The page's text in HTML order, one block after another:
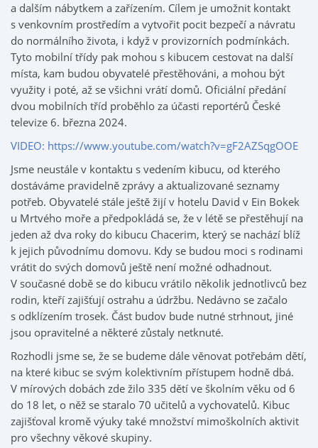
a dalším nábytkem a zařízením. Cílem je umožnit kontakt
s venkovním prostředím a vytvořit pocit bezpečí a návratu
do normálního života, i když v provizorních podmínkách.
Tyto mobilní třídy pak mohou s kibucem cestovat na další
místa, kam budou obyvatelé přestěhováni, a mohou být
využity i poté, až se všichni vrátí domů. Oficiální předání
dvou mobilních tříd proběhlo za účasti reportérů České
televize 6. března 2024.
VIDEO: https://www.youtube.com/watch?v=gF2AZSqgOOE
Jsme neustále v kontaktu s vedením kibucu, od kterého
dostáváme pravidelně zprávy a aktualizované seznamy
potřeb. Obyvatelé stále ještě žijí v hotelu David v Ein Bokek
u Mrtvého moře a předpokládá se, že v létě se přestěhují na
jeden až dva roky do kibucu Chacerim, který se nachází blíž
k jejich původnímu domovu. Kdy se budou moci s rodinami
vrátit do svých domovů ještě není možné odhadnout.
V současné době se do kibucu vrátilo několik jednotlivců bez
rodin, kteří zajišťují ostrahu a údržbu. Nedávno se začalo
s odklízením trosek. Část budov bude nutné strhnout, jiné
jsou opravitelné a některé zůstaly netknuté.
Rozhodli jsme se, že se budeme dále věnovat potřebám dětí,
na které kibuc se svým kolektivním přístupem hodně dbá.
V mírových dobách zde žilo 335 dětí ve školním věku od 6
do 18 let, o něž se staralo 70 učitelů a vychovatelů. Kibuc
zajišťoval kromě výuky také množství mimoškolních aktivit
pro všechny věkové skupiny.